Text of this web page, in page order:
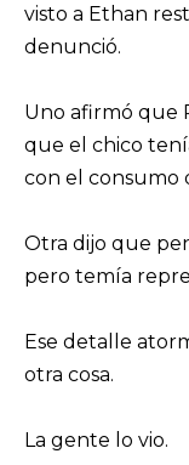
visto a Ethan
denunció.
Uno afirmó que
que el chico
con el consumo
Otra dijo que
pero temía
Ese detalle
otra cosa.
La gente lo vio.